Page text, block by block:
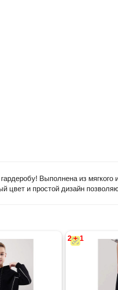
Выполнена из мягкого
цвет и простой дизайн
2 + 1